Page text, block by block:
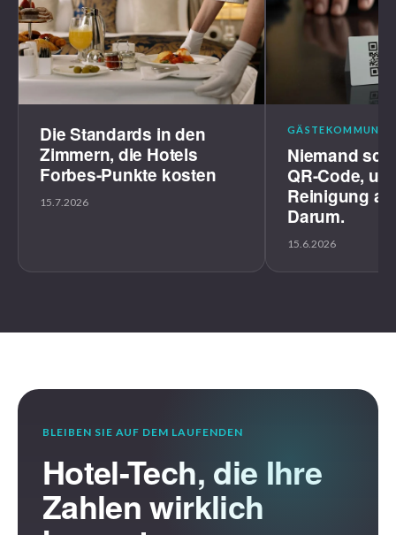
Die Standards in den
Zimmern, die Hotels
Forbes-Punkte kosten
15.7.2026
Niemand
QR-Code,
Reinigung
Darum.
15.6.2026
BLEIBEN SIE AUF DEM LAUFENDEN
Hotel-Tech, die Ihre
Zahlen wirklich